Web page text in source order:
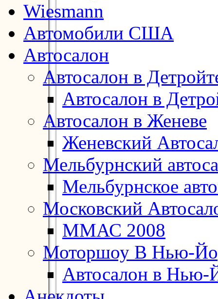
Wiesmann
Автомобили США
Автосалон
Автосалон в
Автосалон в
Автосалон в Женеве
Женевский
Мельбурнский
Мельбурнское
Московский
ММАС 2008
Моторшоу В Нью-
Автосалон в Нью-